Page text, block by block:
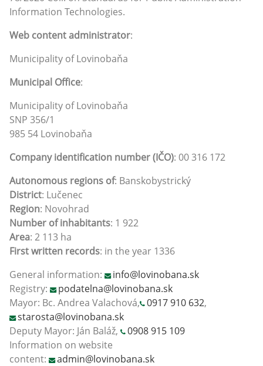
Information Technologies.
Web content administrator:
Municipality of Lovinobaňa
Municipal Office:
Municipality of Lovinobaňa
SNP 356/1
985 54 Lovinobaňa
Company identification number (IČO): 00 316 172
Autonomous regions of: Banskobystrický
District: Lučenec
Region: Novohrad
Number of inhabitants: 1 922
Area: 2 113 ha
First written records: in the year 1336
General information:
info@lovinobana.sk
Registry:
podatelna@lovinobana.sk
Mayor: Bc. Andrea Valachová, 0917 910 632,
starosta@lovinobana.sk
Deputy Mayor: Ján Baláž,
0908 915 109
Information on website
content:
admin@lovinobana.sk